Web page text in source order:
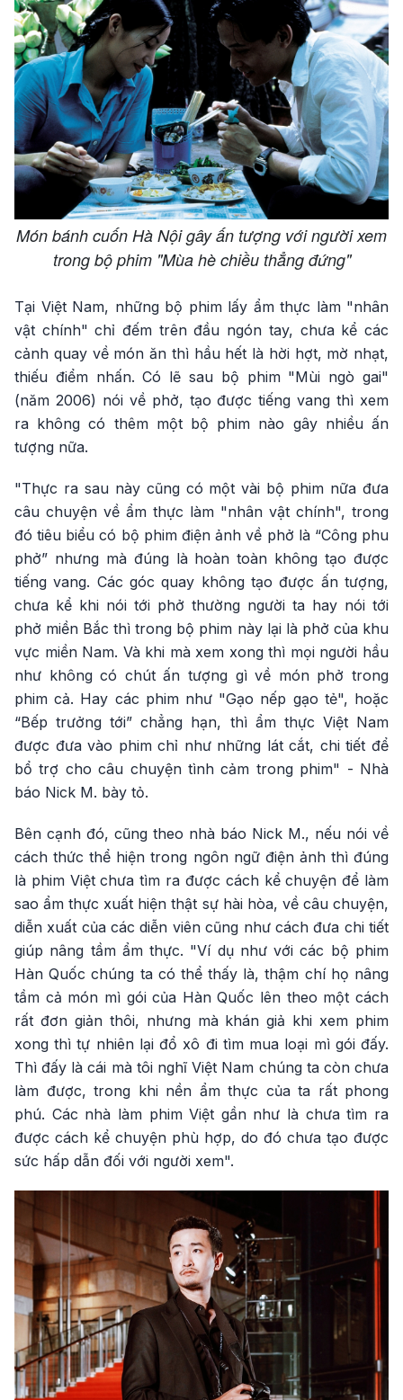
Món bánh cuốn Hà Nội gây ấn tượng với người xem
trong bộ phim "Mùa hè chiều thẳng đứng"
Tại Việt Nam, những bộ phim lấy ẩm thực làm "nhân
vật chính" chỉ đếm trên đầu ngón tay, chưa kể các
cảnh quay về món ăn thì hầu hết là hời hợt, mờ nhạt,
thiếu điểm nhấn. Có lẽ sau bộ phim "Mùi ngò gai"
(năm 2006) nói về phở, tạo được tiếng vang thì xem
ra không có thêm một bộ phim nào gây nhiều ấn
tượng nữa.
"Thực ra sau này cũng có một vài bộ phim nữa đưa
câu chuyện về ẩm thực làm "nhân vật chính", trong
đó tiêu biểu có bộ phim điện ảnh về phở là “Công phu
phở” nhưng mà đúng là hoàn toàn không tạo được
tiếng vang. Các góc quay không tạo được ấn tượng,
chưa kể khi nói tới phở thường người ta hay nói tới
phở miền Bắc thì trong bộ phim này lại là phở của khu
vực miền Nam. Và khi mà xem xong thì mọi người hầu
như không có chút ấn tượng gì về món phở trong
phim cả. Hay các phim như "Gạo nếp gạo tẻ", hoặc
“Bếp trưởng tới” chẳng hạn, thì ẩm thực Việt Nam
được đưa vào phim chỉ như những lát cắt, chi tiết để
bổ trợ cho câu chuyện tình cảm trong phim" - Nhà
báo Nick M. bày tỏ.
Bên cạnh đó, cũng theo nhà báo Nick M., nếu nói về
cách thức thể hiện trong ngôn ngữ điện ảnh thì đúng
là phim Việt chưa tìm ra được cách kể chuyện để làm
sao ẩm thực xuất hiện thật sự hài hòa, về câu chuyện,
diễn xuất của các diễn viên cũng như cách đưa chi tiết
giúp nâng tầm ẩm thực. "Ví dụ như với các bộ phim
Hàn Quốc chúng ta có thể thấy là, thậm chí họ nâng
tầm cả món mì gói của Hàn Quốc lên theo một cách
rất đơn giản thôi, nhưng mà khán giả khi xem phim
xong thì tự nhiên lại đổ xô đi tìm mua loại mì gói đấy.
Thì đấy là cái mà tôi nghĩ Việt Nam chúng ta còn chưa
làm được, trong khi nền ẩm thực của ta rất phong
phú. Các nhà làm phim Việt gần như là chưa tìm ra
được cách kể chuyện phù hợp, do đó chưa tạo được
sức hấp dẫn đối với người xem".